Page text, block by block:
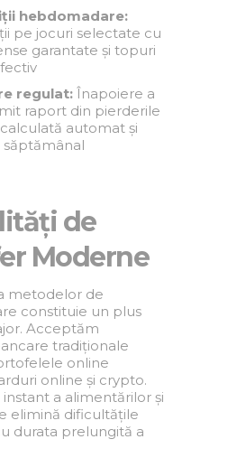
hebdomadare:
pe jocuri selectate cu
garantate și topuri
regulat:Înapoiere a
raport din pierderile
automat și
de
Moderne
metodelor de
constituie un plus
Acceptăm
tradiționale
online
online și crypto.
instant a alimentărilor și
elimină dificultățile
durata prelungită a